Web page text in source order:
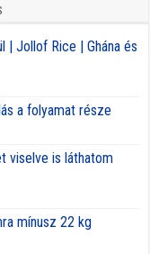
| Jollof Rice | Ghána és
a folyamat része
viselve is láthatom
mínusz 22 kg